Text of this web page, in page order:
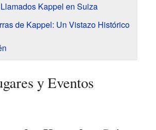
Kappel en Suiza
de Kappel: Un Vistazo Histórico
y Eventos